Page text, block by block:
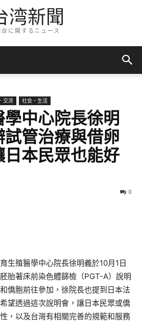
湾新聞
台に関するニュース
交流 社会・生活
中心院長徐明
管治療與借卵
本民眾也能好
0
生殖醫學中心院長徐明義於10月1日
胎著床前染色體篩檢（PGT-A）說明
僑胞前往參加，徐院長也提到日本法
望透過這次說明會，讓日本民眾或僑
，以及台灣有相關完善的規範和服務